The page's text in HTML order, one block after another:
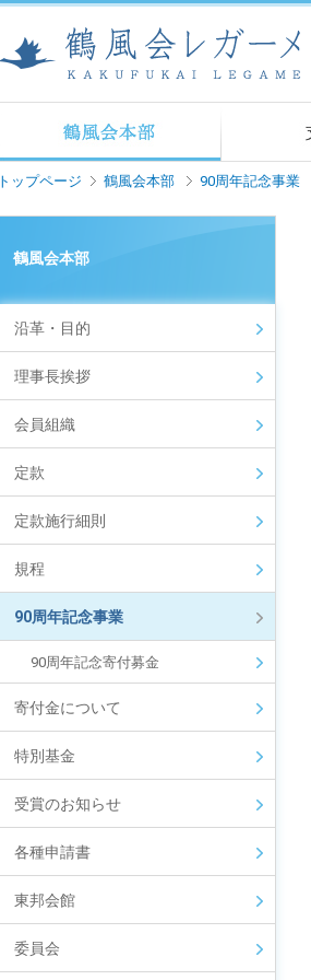
トップページ 鶴風会本部 90周年記念事業
鶴風会本部
沿革・目的
理事長挨拶
会員組織
定款
定款施行細則
規程
90周年記念事業
90周年記念寄付募金
寄付金について
特別基金
受賞のお知らせ
各種申請書
東邦会館
委員会